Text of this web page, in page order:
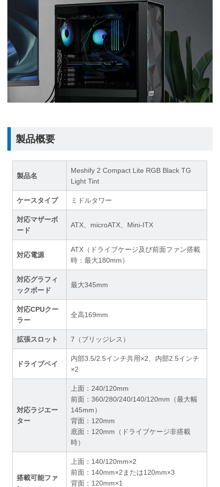
製品概要
製品名
Meshify 2 Compact Lite RGB Black TG
Light Tint
ケースタイプ ミドルタワー
対応マザーボ
ード
ATX、microATX、Mini-ITX
対応電源
ATX（ドライブケージ及び前面ファン搭載
時：最大180mm）
対応グラフィ
ックボード
最大345mm
対応CPUクー
ラー
全高169mm
拡張スロット 7（ブリッジレス）
ドライブベイ
内部3.5/2.5インチ共用×2、内部2.5インチ
×2
対応ラジエー
ター
上面：240/120mm
前面：360/280/240/140/120mm（最大幅
145mm）
背面：120mm
底面：120mm（ドライブケージ非搭載
時）
搭載可能ファ
上面：140/120mm×2
前面：140mm×2または120mm×3
背面：120mm×1